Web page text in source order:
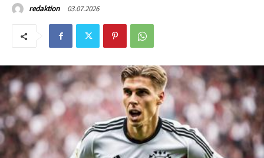
redaktion 03.07.2026